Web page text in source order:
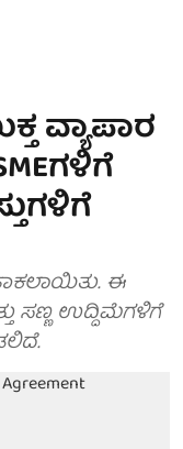
ವ್ಯಾಪಾರ
ಈ
ಸಣ್ಣ ಉದ್ದಿಮೆಗಳಿಗೆ